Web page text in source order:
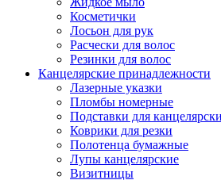
Косметички
Лосьон для рук
Расчески для волос
Резинки для волос
Канцелярские принадлежности
Лазерные указки
Пломбы номерные
Подставки для
Коврики для резки
Полотенца бумажные
Лупы канцелярские
Визитницы